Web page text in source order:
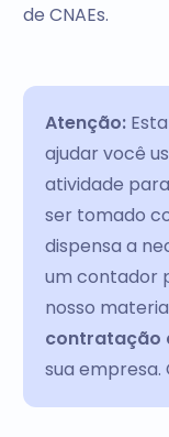
de CNAEs.
Atenção:
ajudar você
atividade
ser tomado
dispensa a
um contador
nosso
contratação
sua empresa.